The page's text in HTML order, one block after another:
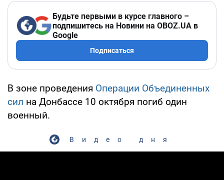
Будьте первыми в курсе главного –
подпишитесь на Новини на OBOZ.UA в
Google
Подписаться
В зоне проведения Операции Объединенных
сил на Донбассе 10 октября погиб один
военный.
Видео дня